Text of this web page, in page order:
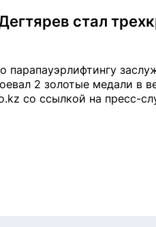
стал
парапауэрлифтингу
2 золотые медали в
со ссылкой на пресс-